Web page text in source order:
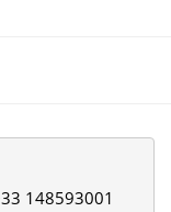
148593001